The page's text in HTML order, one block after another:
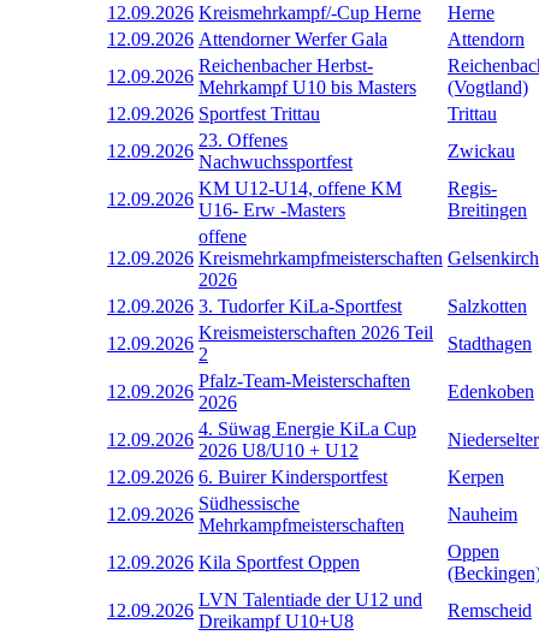
12.09.2026 Kreismehrkampf/-Cup Herne
Herne
12.09.2026 Attendorner Werfer Gala
Attendorn
12.09.2026
Reichenbacher Herbst-
Mehrkampf U10 bis Masters
(Vogtland)
12.09.2026 Sportfest Trittau
Trittau
12.09.2026
23. Offenes
Nachwuchssportfest
Zwickau
12.09.2026
KM U12-U14, offene KM
U16- Erw -Masters
Regis-
Breitingen
12.09.2026
offene
Kreismehrkampfmeisterschaften
2026
12.09.2026 3. Tudorfer KiLa-Sportfest
Salzkotten
12.09.2026
Kreismeisterschaften 2026 Teil
2
Stadthagen
12.09.2026
Pfalz-Team-Meisterschaften
2026
Edenkoben
12.09.2026
4. Süwag Energie KiLa Cup
2026 U8/U10 + U12
12.09.2026 6. Buirer Kindersportfest
Kerpen
12.09.2026
Südhessische
Mehrkampfmeisterschaften
Nauheim
12.09.2026 Kila Sportfest Oppen
Oppen
12.09.2026
LVN Talentiade der U12 und
Dreikampf U10+U8
Remscheid